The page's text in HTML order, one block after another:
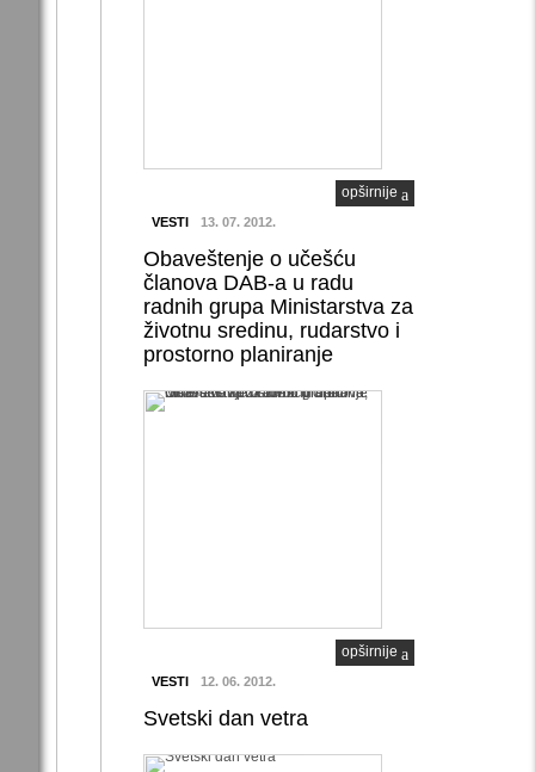
opširnije
VESTI 13. 07. 2012.
Obaveštenje o učešću
članova DAB-a u radu
radnih grupa Ministarstva za
životnu sredinu, rudarstvo i
prostorno planiranje
opširnije
VESTI 12. 06. 2012.
Svetski dan vetra